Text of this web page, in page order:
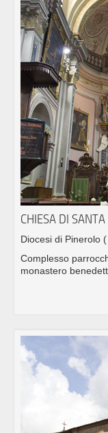
CHIESA DI
Diocesi di Pinerolo
Complesso
monastero